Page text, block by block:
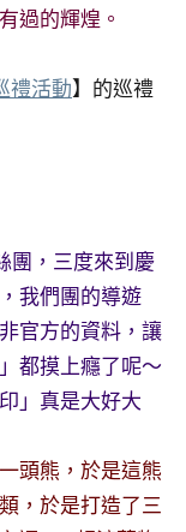
過的輝煌。
禮活動】的巡禮
團，三度來到慶
我們團的導遊
官方的資料，讓
都摸上癮了呢～
」真是大好大
頭熊，於是這熊
，於是打造了三